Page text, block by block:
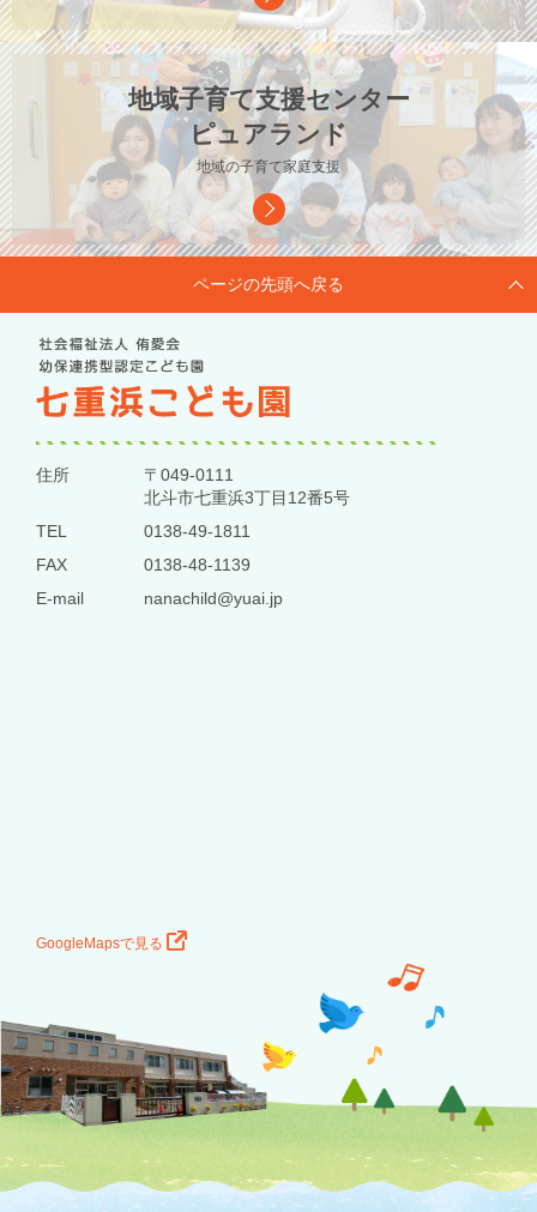
地域子育て支援センター
ピュアランド
地域の子育て家庭支援
ページの先頭へ戻る
住所
〒049-0111
北斗市七重浜3丁目12番5号
TEL
0138-49-1811
FAX
0138-48-1139
E-mail
nanachild@yuai.jp
GoogleMapsで見る